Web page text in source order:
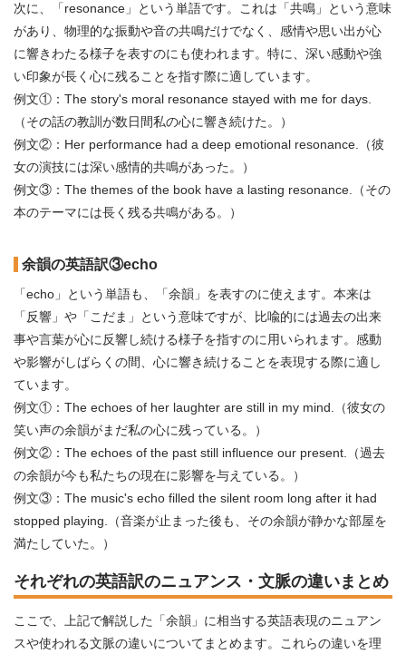
次に、「resonance」という単語です。これは「共鳴」という意味
があり、物理的な振動や音の共鳴だけでなく、感情や思い出が心
に響きわたる様子を表すのにも使われます。特に、深い感動や強
い印象が長く心に残ることを指す際に適しています。
例文①：The story's moral resonance stayed with me for days.
（その話の教訓が数日間私の心に響き続けた。）
例文②：Her performance had a deep emotional resonance.（彼
女の演技には深い感情的共鳴があった。）
例文③：The themes of the book have a lasting resonance.（その
本のテーマには長く残る共鳴がある。）
余韻の英語訳③echo
「echo」という単語も、「余韻」を表すのに使えます。本来は
「反響」や「こだま」という意味ですが、比喩的には過去の出来
事や言葉が心に反響し続ける様子を指すのに用いられます。感動
や影響がしばらくの間、心に響き続けることを表現する際に適し
ています。
例文①：The echoes of her laughter are still in my mind.（彼女の
笑い声の余韻がまだ私の心に残っている。）
例文②：The echoes of the past still influence our present.（過去
の余韻が今も私たちの現在に影響を与えている。）
例文③：The music's echo filled the silent room long after it had
stopped playing.（音楽が止まった後も、その余韻が静かな部屋を
満たしていた。）
それぞれの英語訳のニュアンス・文脈の違いまとめ
ここで、上記で解説した「余韻」に相当する英語表現のニュアン
スや使われる文脈の違いについてまとめます。これらの違いを理